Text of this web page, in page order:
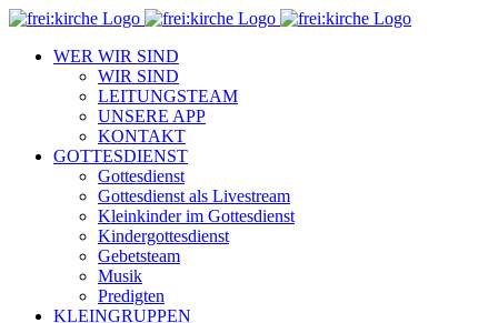
Zum
springenWER WIR SIND
WIR SIND
LEITUNGSTEAM
UNSERE APP
KONTAKT
GOTTESDIENST
Gottesdienst
Gottesdienst als Livestream
Kleinkinder im Gottesdienst
Kindergottesdienst
Gebetsteam
Musik
Predigten
KLEINGRUPPEN